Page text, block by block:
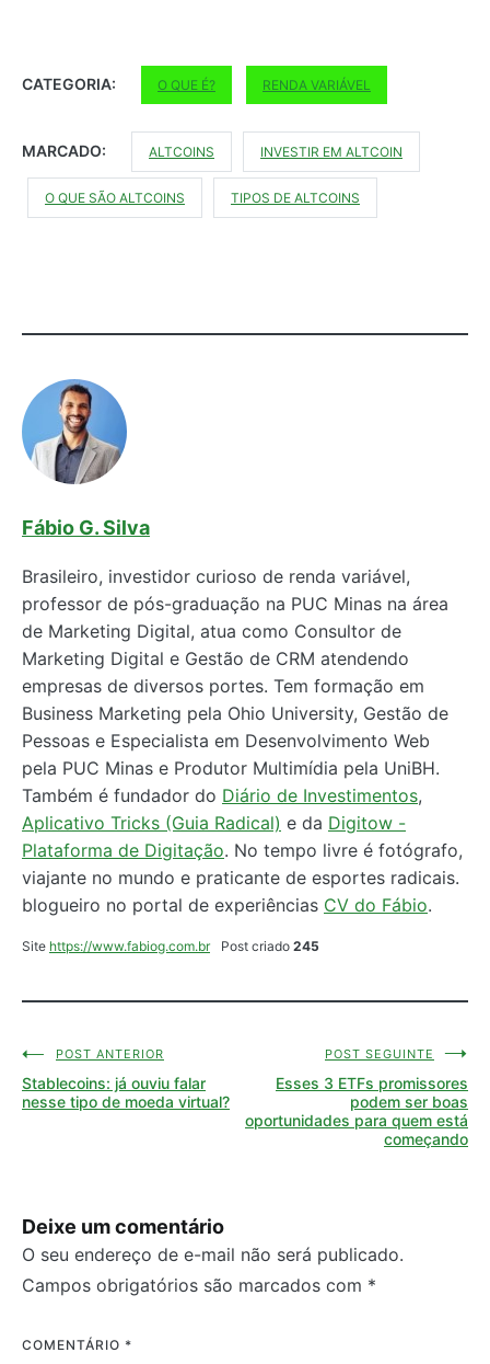
CATEGORIA: O QUE É? RENDA VARIÁVEL
MARCADO: ALTCOINS INVESTIR EM ALTCOIN
O QUE SÃO ALTCOINS TIPOS DE ALTCOINS
Fábio G. Silva
Brasileiro, investidor curioso de renda variável,
professor de pós-graduação na PUC Minas na área
de Marketing Digital, atua como Consultor de
Marketing Digital e Gestão de CRM atendendo
empresas de diversos portes. Tem formação em
Business Marketing pela Ohio University, Gestão de
Pessoas e Especialista em Desenvolvimento Web
pela PUC Minas e Produtor Multimídia pela UniBH.
Também é fundador do Diário de Investimentos,
Aplicativo Tricks (Guia Radical) e da Digitow -
Plataforma de Digitação. No tempo livre é fotógrafo,
viajante no mundo e praticante de esportes radicais.
blogueiro no portal de experiências CV do Fábio.
Site https://www.fabiog.com.br Post criado 245
Navegação
de
POST ANTERIOR
Stablecoins: já ouviu falar
nesse tipo de moeda virtual?
POST SEGUINTE
Esses 3 ETFs promissores
podem ser boas
oportunidades para quem está
começando
Deixe um comentário
O seu endereço de e-mail não será publicado.
Campos obrigatórios são marcados com *
COMENTÁRIO *